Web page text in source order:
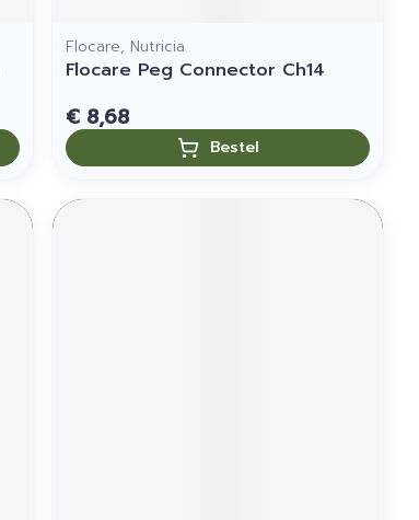
Flocare, Nutricia
Flocare Peg Connector Ch14
€ 8,68
Bestel